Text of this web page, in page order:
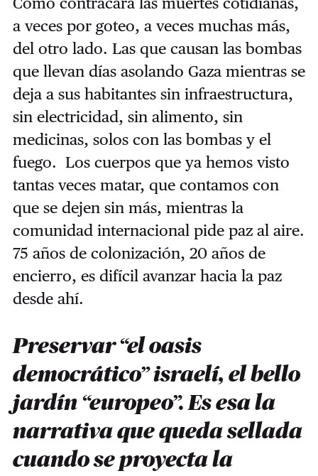
a veces por goteo, a veces muchas más,
del otro lado. Las que causan las bombas
que llevan días asolando Gaza mientras se
deja a sus habitantes sin infraestructura,
sin electricidad, sin alimento, sin
medicinas, solos con las bombas y el
fuego. Los cuerpos que ya hemos visto
tantas veces matar, que contamos con
que se dejen sin más, mientras la
comunidad internacional pide paz al aire.
75 años de colonización, 20 años de
encierro, es difícil avanzar hacia la paz
desde ahí.
Preservar “el oasis
democrático” israelí, el bello
jardín “europeo”. Es esa la
narrativa que queda sellada
cuando se proyecta la